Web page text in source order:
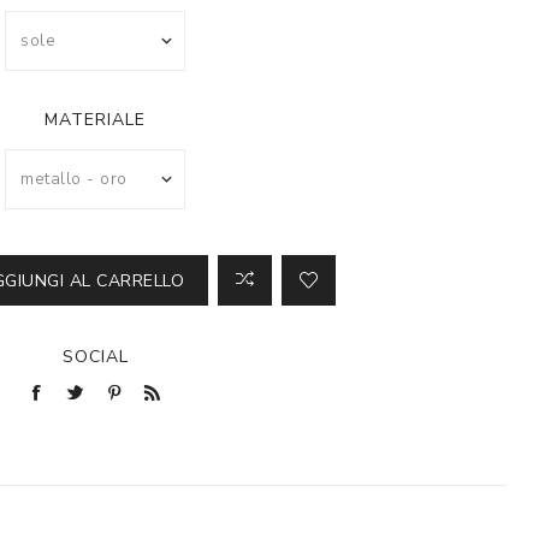
MATERIALE
AL CARRELLO
SOCIAL